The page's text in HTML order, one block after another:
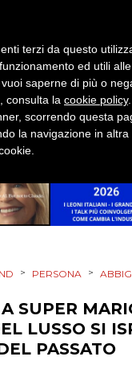
> PERSONA >
SUPER
LUSSO SI
PASSATO
terzi da questo
ed utili
saperne di più o
consulta la cookie policy.
scorrendo questa
la navigazione in altra